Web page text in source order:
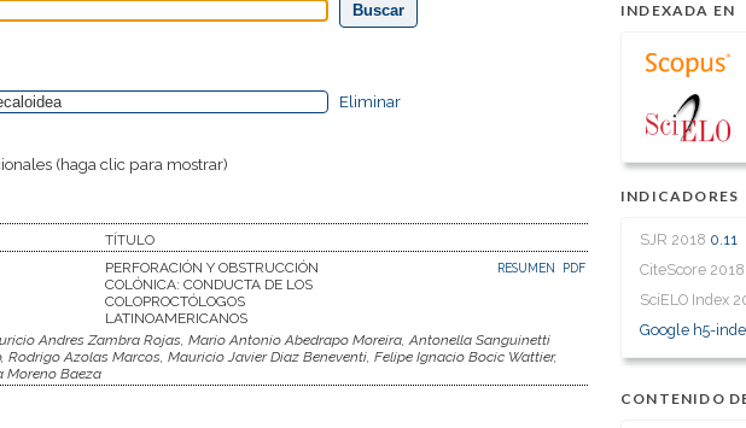
INDEXADA EN
INDICADORES
SJR 2018 0.11
CiteScore 2018
SciELO Index
Google h5-
CONTENIDO
Eliminar
(haga clic para mostrar)
TÍTULO
PERFORACIÓN Y OBSTRUCCIÓN
COLÓNICA: CONDUCTA DE LOS
COLOPROCTÓLOGOS
LATINOAMERICANOS
RESUMEN PDF
Andres Zambra Rojas, Mario Antonio Abedrapo Moreira, Antonella Sanguinetti
Azolas Marcos, Mauricio Javier Diaz Beneventi, Felipe Ignacio Bocic Wattier,
Moreno Baeza